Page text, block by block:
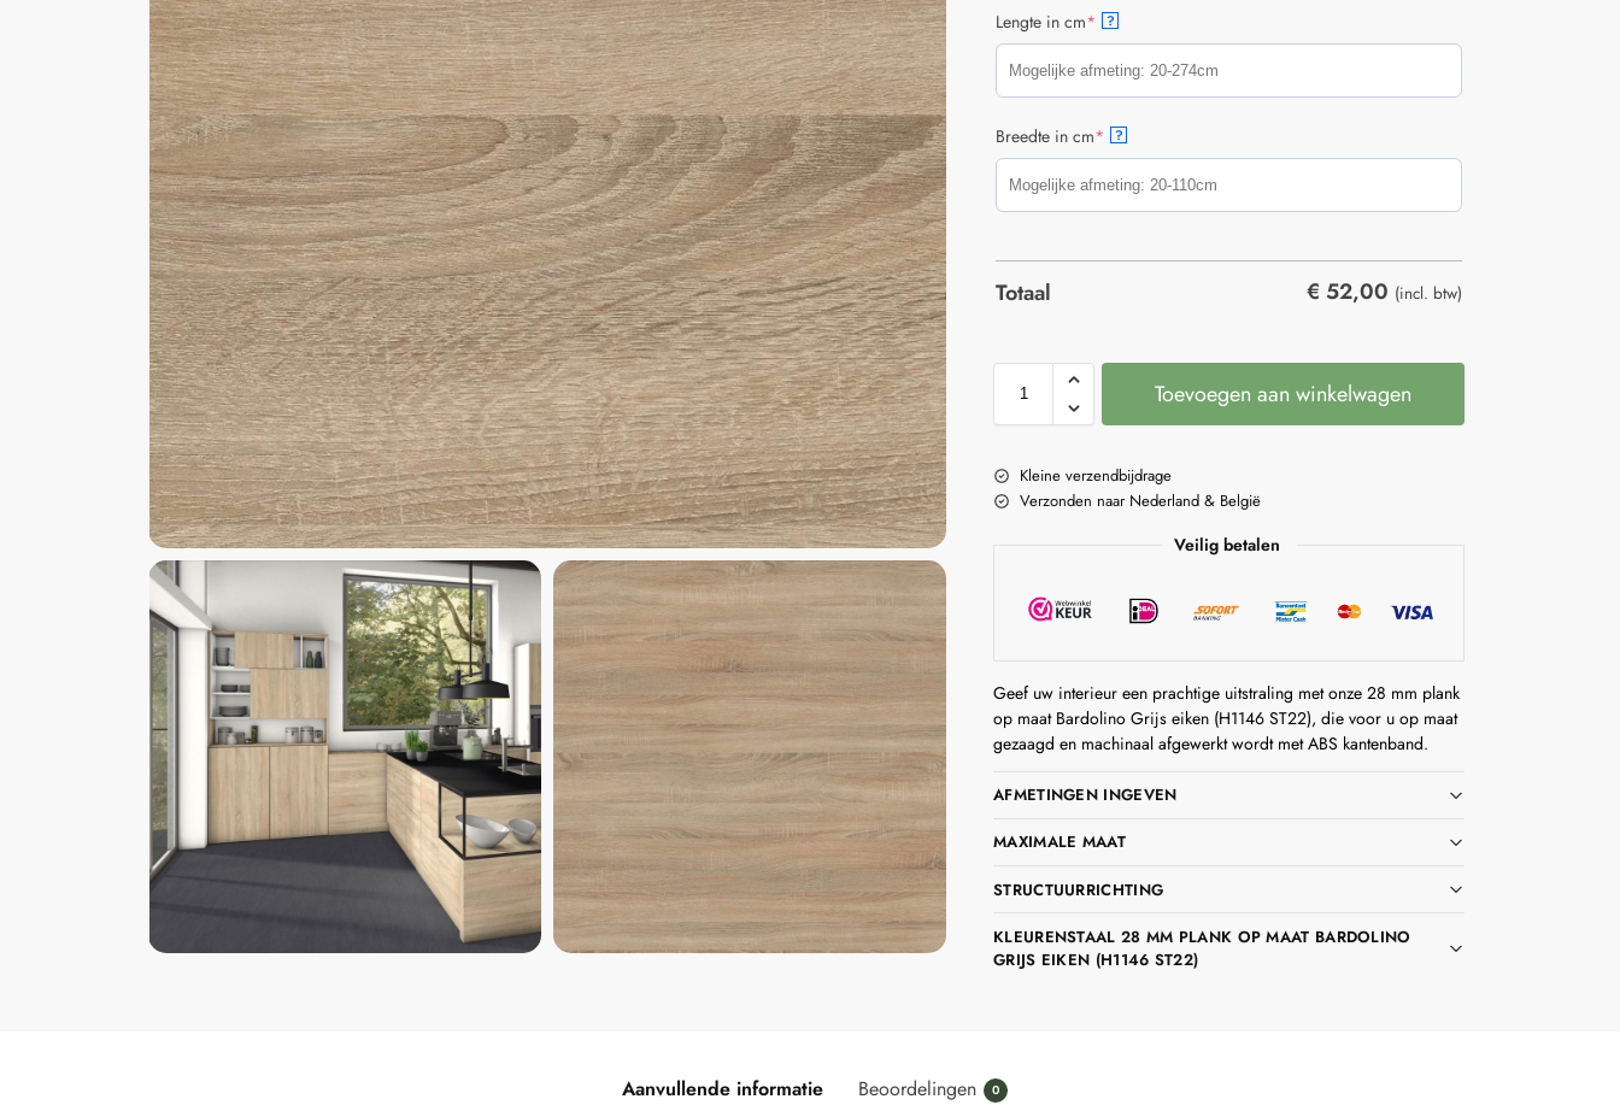
Lengte in cm* ?
Breedte in cm* ?
Totaal € 52,00 (incl. btw)
Toevoegen aan winkelwagen
Kleine verzendbijdrage
Verzonden naar Nederland & België
Veilig betalen
Geef uw interieur een prachtige uitstraling met onze 28 mm plank
op maat Bardolino Grijs eiken (H1146 ST22), die voor u op maat
gezaagd en machinaal afgewerkt wordt met ABS kantenband.
AFMETINGEN INGEVEN
MAXIMALE MAAT
STRUCTUURRICHTING
KLEURENSTAAL 28 MM PLANK OP MAAT BARDOLINO
GRIJS EIKEN (H1146 ST22)
Aanvullende informatie Beoordelingen 0